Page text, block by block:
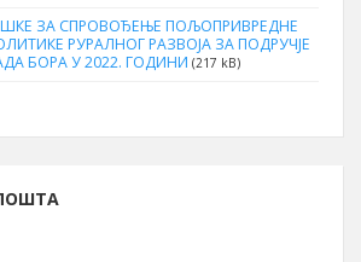
ЗА СПРОВОЂЕЊЕ ПОЉОПРИВРЕДНЕ
РУРАЛНОГ РАЗВОЈА ЗА ПОДРУЧЈЕ
БОРА У 2022. ГОДИНИ (217 kB)